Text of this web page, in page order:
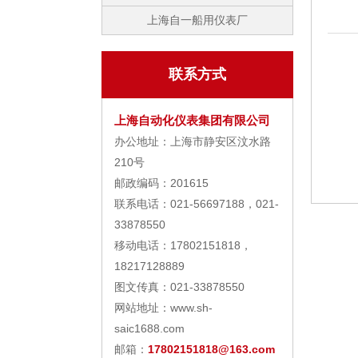
上海自一船用仪表厂
联系方式
上海自动化仪表集团有限公司
办公地址：上海市静安区汶水路
210号
邮政编码：201615
联系电话：021-56697188，021-
33878550
移动电话：17802151818，
18217128889
图文传真：021-33878550
网站地址：www.sh-
saic1688.com
邮箱： 17802151818@163.com